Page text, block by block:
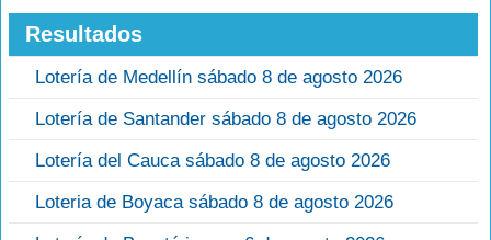
Resultados
Lotería de Medellín sábado 8 de agosto 2026
Lotería de Santander sábado 8 de agosto 2026
Lotería del Cauca sábado 8 de agosto 2026
Loteria de Boyaca sábado 8 de agosto 2026